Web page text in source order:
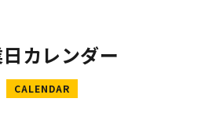
カレンダー
CALENDAR